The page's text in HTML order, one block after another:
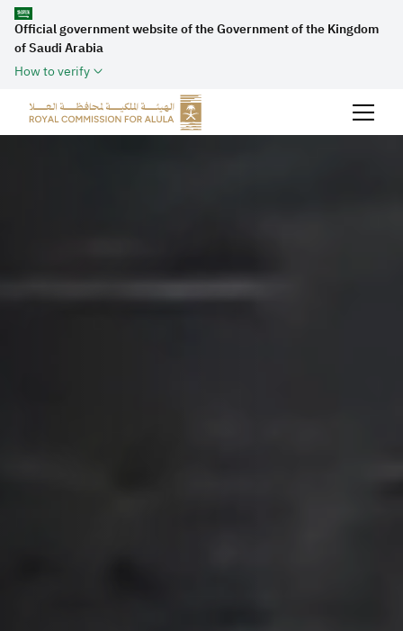
Official government website of the Government of the Kingdom
of Saudi Arabia
How to verify